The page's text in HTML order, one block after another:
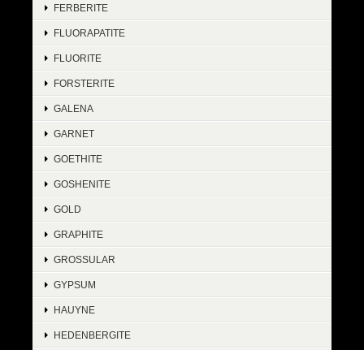
FERBERITE
FLUORAPATITE
FLUORITE
FORSTERITE
GALENA
GARNET
GOETHITE
GOSHENITE
GOLD
GRAPHITE
GROSSULAR
GYPSUM
HAUYNE
HEDENBERGITE